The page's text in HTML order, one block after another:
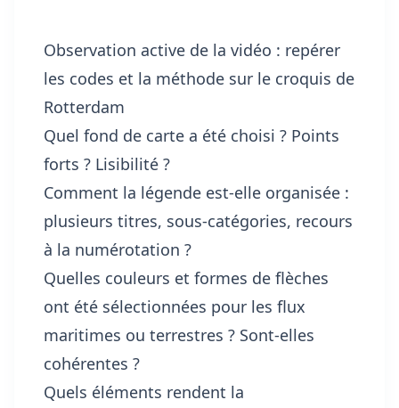
Observation active de la vidéo : repérer
les codes et la méthode sur le croquis de
Rotterdam
Quel fond de carte a été choisi ? Points
forts ? Lisibilité ?
Comment la légende est-elle organisée :
plusieurs titres, sous-catégories, recours
à la numérotation ?
Quelles couleurs et formes de flèches
ont été sélectionnées pour les flux
maritimes ou terrestres ? Sont-elles
cohérentes ?
Quels éléments rendent la